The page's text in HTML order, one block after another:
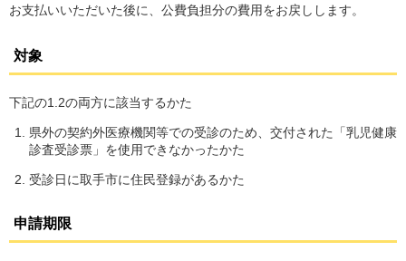
お支払いいただいた後に、公費負担分の費用をお戻しします。
対象
下記の1.2の両方に該当するかた
県外の契約外医療機関等での受診のため、交付された「乳児健康
診査受診票」を使用できなかったかた
受診日に取手市に住民登録があるかた
申請期限